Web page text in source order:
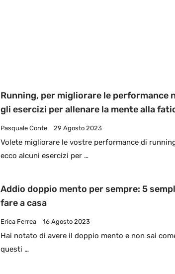
Running, per migliorare le performance
gli esercizi per allenare la mente alla
Pasquale Conte 29 Agosto 2023
Volete migliorare le vostre performance di
ecco alcuni esercizi per …
Addio doppio mento per sempre: 5
fare a casa
Erica Ferrea 16 Agosto 2023
Hai notato di avere il doppio mento e non sai
questi …